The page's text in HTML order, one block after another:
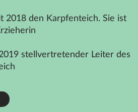
2018 den Karpfenteich. Sie ist
stellvertretender Leiter des